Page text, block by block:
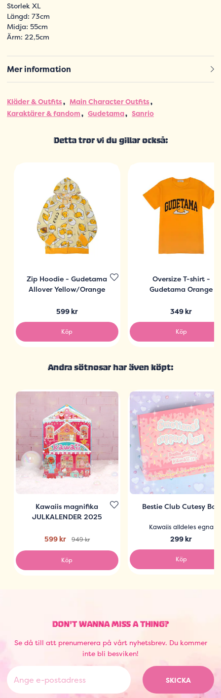
Storlek XL
Längd: 73cm
Midja: 55cm
Ärm: 22,5cm
Mer information
Kläder & Outfits
Main Character Outfits
Karaktärer & fandom
Gudetama Sanrio
Detta tror vi du gillar också:
Zip Hoodie - Gudetama
Allover Yellow/Orange
599 kr
Köp
Oversize T-shirt -
Gudetama Orange
349 kr
Köp
Andra sötnosar har även köpt:
Kawaiis magnifika
JULKALENDER 2025
599 kr 949 kr
Köp
Bestie Club Cutesy Box
Kawaiis alldeles egna
299 kr
Köp
DON'T WANNA MISS A THING?
Se då till att prenumerera på vårt nyhetsbrev. Du kommer
inte bli besviken!
SKICKA